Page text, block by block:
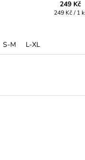
249 Kč
Měrná
249 Kč / 1
S-M L-XL